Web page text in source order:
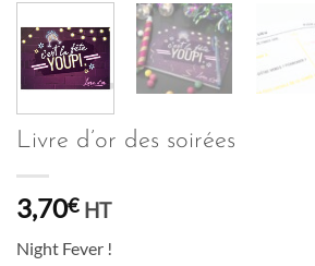
Livre d’or des soirées
3,70€ HT
Night Fever !